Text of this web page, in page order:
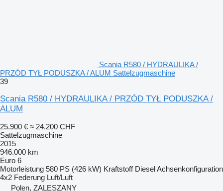
Scania R580 / HYDRAULIKA /
PRZÓD TYŁ PODUSZKA / ALUM Sattelzugmaschine
39
Scania R580 / HYDRAULIKA / PRZÓD TYŁ PODUSZKA /
ALUM
25.900 € ≈ 24.200 CHF
Sattelzugmaschine
2015
946.000 km
Euro 6
Motorleistung 580 PS (426 kW) Kraftstoff DieselAchsenkonfiguration
4x2 Federung Luft/Luft
Polen, ZALESZANY